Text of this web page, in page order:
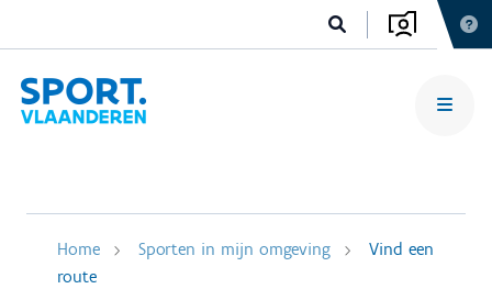
Home Sporten in mijn omgeving
Vind een
route